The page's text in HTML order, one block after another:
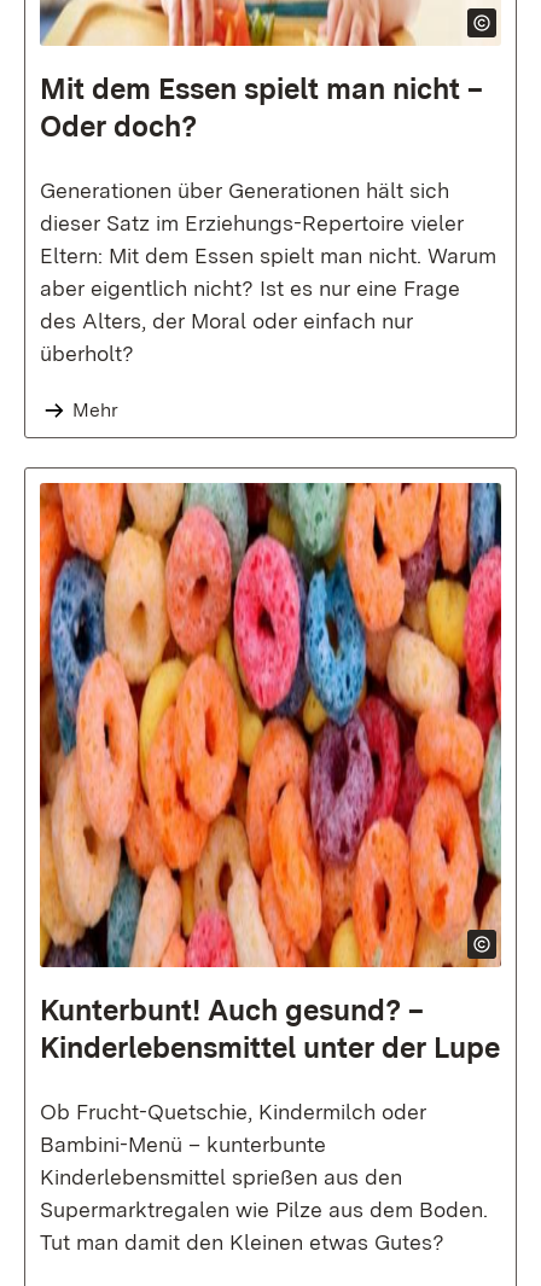
Mit dem Essen spielt man nicht –
Oder doch?
Generationen über Generationen hält sich
dieser Satz im Erziehungs-Repertoire vieler
Eltern: Mit dem Essen spielt man nicht. Warum
aber eigentlich nicht? Ist es nur eine Frage
des Alters, der Moral oder einfach nur
überholt?
Mehr
Kunterbunt! Auch gesund? –
Kinder­lebens­mittel unter der Lupe
Ob Frucht-Quetschie, Kindermilch oder
Bambini-Menü – kunterbunte
Kinderlebensmittel sprießen aus den
Supermarktregalen wie Pilze aus dem Boden.
Tut man damit den Kleinen etwas Gutes?